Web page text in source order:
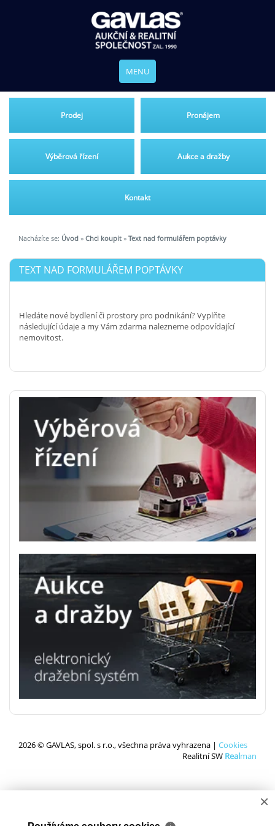
MENU
Prodej Pronájem
Výběrová řízení Aukce a dražby
Kontakt
Nacházíte se: Úvod » Chci koupit » Text nad formulářem poptávky
TEXT NAD FORMULÁŘEM POPTÁVKY
Hledáte nové bydlení či prostory pro podnikání? Vyplňte
následující údaje a my Vám zdarma nalezneme odpovídající
nemovitost.
2026 © GAVLAS, spol. s r.o., všechna práva vyhrazena | Cookies
Realitní SW Realman
×